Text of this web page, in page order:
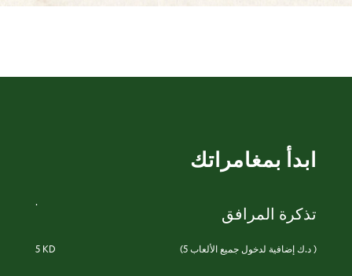
ابدأ بمغامراتك
.
تذكرة المرافق
5 KD (5 د.ك إضافية لدخول جميع الألعاب )